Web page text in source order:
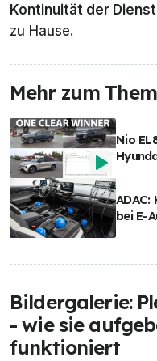
Kontinuität der
zu Hause.
Mehr zum
Nio
bei E-
Bildergalerie:
- wie sie
funktioniert